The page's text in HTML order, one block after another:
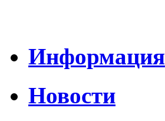
Информация
Новости